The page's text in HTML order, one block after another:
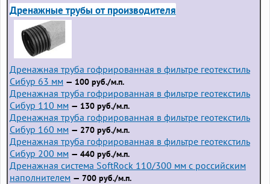
Дренажные трубы от производителя
Дренажная труба гофрированная в фильтре геотекстиль
Сибур 63 мм — 100 руб./м.п.
Дренажная труба гофрированная в фильтре геотекстиль
Сибур 110 мм — 130 руб./м.п.
Дренажная труба гофрированная в фильтре геотекстиль
Сибур 160 мм — 270 руб./м.п.
Дренажная труба гофрированная в фильтре геотекстиль
Сибур 200 мм — 440 руб./м.п.
Дренажная система SoftRock 110/300 мм с российским
наполнителем — 700 руб./м.п.